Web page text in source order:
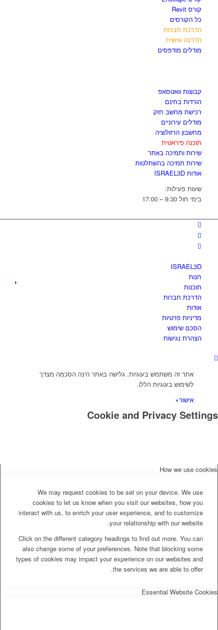
קורס Revit
כל הקורסים
הדרכת חברות
הדרכה אישית
מודלים מודפסים
קבוצות וואטסאפ
הורדות בחינם
רכישת מחשב חזק
מודלים עירוניים
מחשבון הרזולוציה
תוכנה פיראטית
שירות ותמיכה באתר
שירות תמיכה בהשתלטות
אודות ISRAEL3D
שעות פעילות:
בימי חול 9:30 – 17:00
ISRAEL3D
חנות
תוכנות
הדרכת חברות
אודות
מדיניות פרטיות
הסכם שימוש
הצהרת נגישות
אתר זה משתמש בעוגיות. גלישה באתר הינה הסכמה מצדך
לשימוש בעוגיות הללו.
אישור×
Cookie and Privacy Settings
How we use cookies
We may request cookies to be set on your device. We use
cookies to let us know when you visit our websites, how you
interact with us, to enrich your user experience, and to customize
your relationship with our website.
Click on the different category headings to find out more. You can
also change some of your preferences. Note that blocking some
types of cookies may impact your experience on our websites and
the services we are able to offer.
Essential Website Cookies